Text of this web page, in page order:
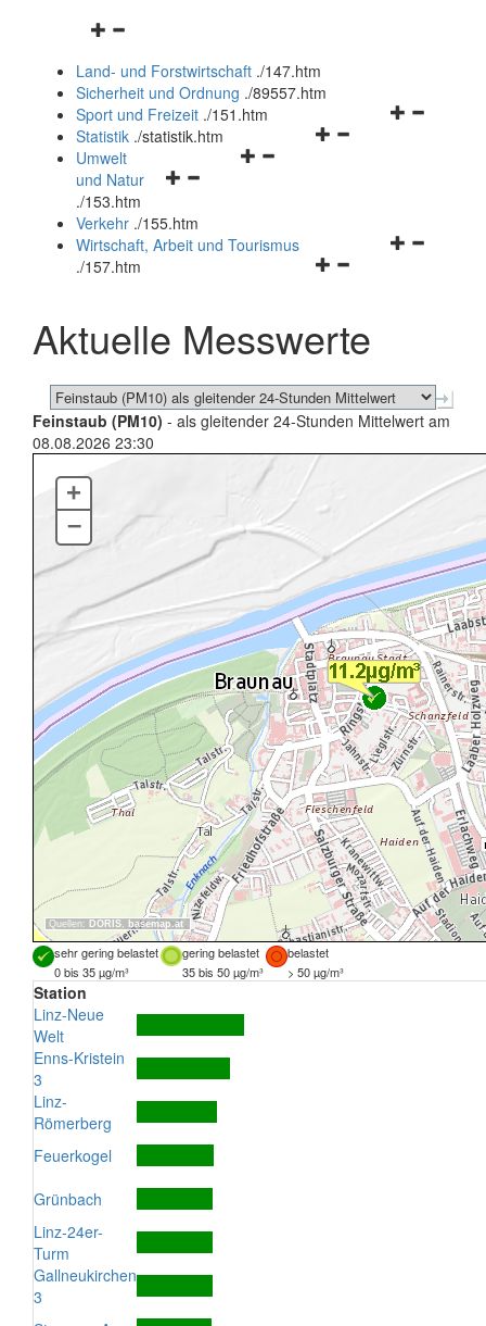
Navigationsmenü
und
schließen
Land- und Forstwirtschaft ./147.htm
Sicherheit und Ordnung ./89557.htm
Navigationsmenü
Sport und Freizeit ./151.htm
Navigationsmenü
Statistik ./statistik.htm
Navigationsmenü
und
schließen
Umwelt
und Natur
./153.htm
Verkehr ./155.htm
Navigationsmenü
schließen
Wirtschaft, Arbeit und Tourismus
./157.htm
Aktuelle Messwerte
Feinstaub (PM10) - als gleitender 24-Stunden Mittelwert am
08.08.2026 23:30
Quellen: DORIS, basemap.at
+
–
sehr gering belastet gering belastet
belastet
0 bis 35 µg/m³
35 bis 50 µg/m³ > 50 µg/m³
Station
Linz-Neue
Welt
Enns-Kristein
3
Linz-
Römerberg
Feuerkogel
Grünbach
Linz-24er-
Turm
Gallneukirchen
3